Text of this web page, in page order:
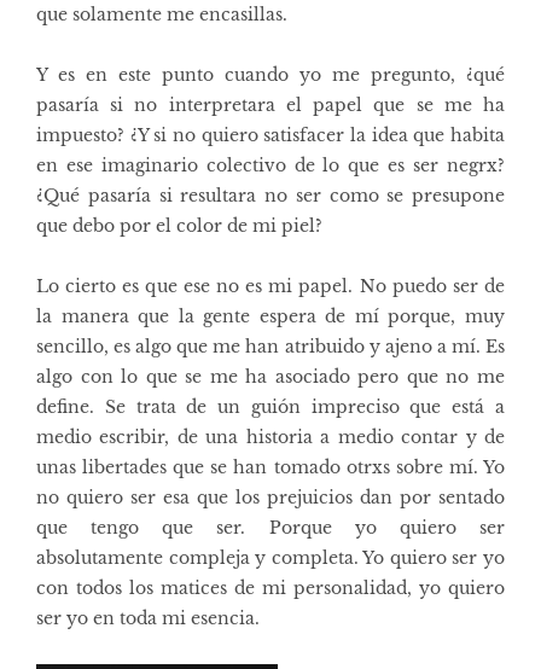
que solamente me encasillas.
Y es en este punto cuando yo me pregunto, ¿qué
pasaría si no interpretara el papel que se me ha
impuesto? ¿Y si no quiero satisfacer la idea que habita
en ese imaginario colectivo de lo que es ser negrx?
¿Qué pasaría si resultara no ser como se presupone
que debo por el color de mi piel?
Lo cierto es que ese no es mi papel. No puedo ser de
la manera que la gente espera de mí porque, muy
sencillo, es algo que me han atribuido y ajeno a mí. Es
algo con lo que se me ha asociado pero que no me
define. Se trata de un guión impreciso que está a
medio escribir, de una historia a medio contar y de
unas libertades que se han tomado otrxs sobre mí. Yo
no quiero ser esa que los prejuicios dan por sentado
que tengo que ser. Porque yo quiero ser
absolutamente compleja y completa. Yo quiero ser yo
con todos los matices de mi personalidad, yo quiero
ser yo en toda mi esencia.